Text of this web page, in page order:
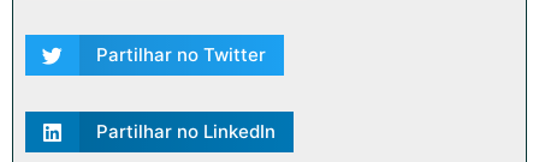
Partilhar no Twitter
Partilhar no LinkedIn